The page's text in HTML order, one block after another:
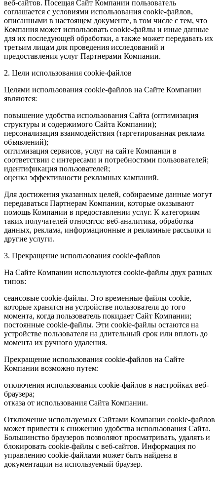
веб-сайтов. Посещая Сайт Компании пользователь
соглашается с условиями использования cookie-файлов,
описанными в настоящем документе, в том числе с тем, что
Компания может использовать cookie-файлы и иные данные
для их последующей обработки, а также может передавать их
третьим лицам для проведения исследований и
предоставления услуг Партнерами Компании.
2. Цели использования cookie-файлов
Целями использования cookie-файлов на Сайте Компании
являются:
повышение удобства использования Сайта (оптимизация
структуры и содержимого Сайта Компании);
персонализация взаимодействия (таргетированная реклама
объявлений);
оптимизация сервисов, услуг на сайте Компании в
соответствии с интересами и потребностями пользователей;
идентификация пользователей;
оценка эффективности рекламных кампаний.
Для достижения указанных целей, собираемые данные могут
передаваться Партнерам Компании, которые оказывают
помощь Компании в предоставлении услуг. К категориям
таких получателей относятся: веб-аналитика, обработка
данных, реклама, информационные и рекламные рассылки и
другие услуги.
3. Прекращение использования cookie-файлов
На Сайте Компании используются cookie-файлы двух разных
типов:
сеансовые cookie-файлы. Это временные файлы cookie,
которые хранятся на устройстве пользователя до того
момента, когда пользователь покидает Сайт Компании;
постоянные cookie-файлы. Эти cookie-файлы остаются на
устройстве пользователя на длительный срок или вплоть до
момента их ручного удаления.
Прекращение использования cookie-файлов на Сайте
Компании возможно путем:
отключения использования cookie-файлов в настройках веб-
браузера;
отказа от использования Сайта Компании.
Отключение используемых Сайтами Компании cookie-файлов
может привести к снижению удобства использования Сайта.
Большинство браузеров позволяют просматривать, удалять и
блокировать cookie-файлы c веб-сайтов. Информация по
управлению cookie-файлами может быть найдена в
документации на используемый браузер.